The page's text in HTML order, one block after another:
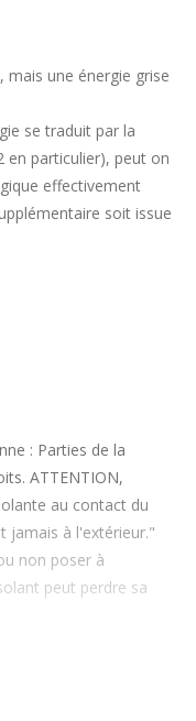
mais une énergie grise
se traduit par la
en particulier), peut on
effectivement
soit issue
: Parties de la
ATTENTION,
au contact du
jamais à l'extérieur."
non poser à
peut perdre sa